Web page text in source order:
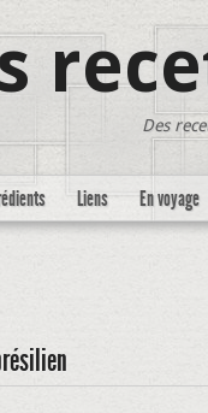
Des
Liens En voyage